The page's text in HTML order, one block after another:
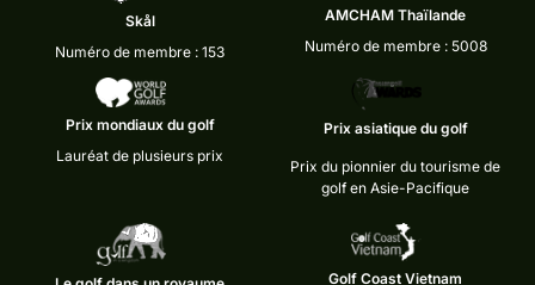
Skål
Numéro de membre : 153
AMCHAM Thaïlande
Numéro de membre : 5008
Prix mondiaux du golf
Lauréat de plusieurs prix
Prix asiatique du golf
Prix du pionnier du tourisme de
golf en Asie-Pacifique
Golf Coast Vietnam